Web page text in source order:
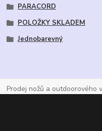
PARACORD
POLOŽKY SKLADEM
Jednobarevný
Prodej nožů a outdoorového